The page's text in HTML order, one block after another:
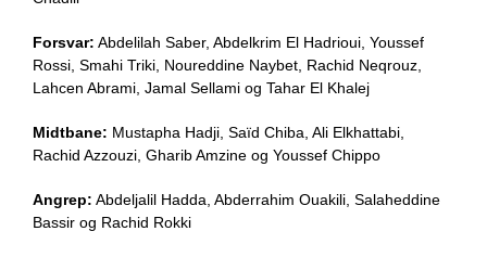
Forsvar: Abdelilah Saber, Abdelkrim El Hadrioui, Youssef
Rossi, Smahi Triki, Noureddine Naybet, Rachid Neqrouz,
Lahcen Abrami, Jamal Sellami og Tahar El Khalej
Midtbane: Mustapha Hadji, Saïd Chiba, Ali Elkhattabi,
Rachid Azzouzi, Gharib Amzine og Youssef Chippo
Angrep: Abdeljalil Hadda, Abderrahim Ouakili, Salaheddine
Bassir og Rachid Rokki